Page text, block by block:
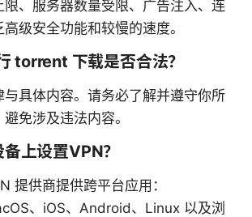
限、服务器数量受限、广告注入、连
级安全功能和较慢的速度。
torrent 下载是否合法？
与具体内容。请务必了解并遵守你所
免涉及违法内容。
上设置VPN？
提供商提供跨平台应用：
、iOS、Android、Linux 以及浏